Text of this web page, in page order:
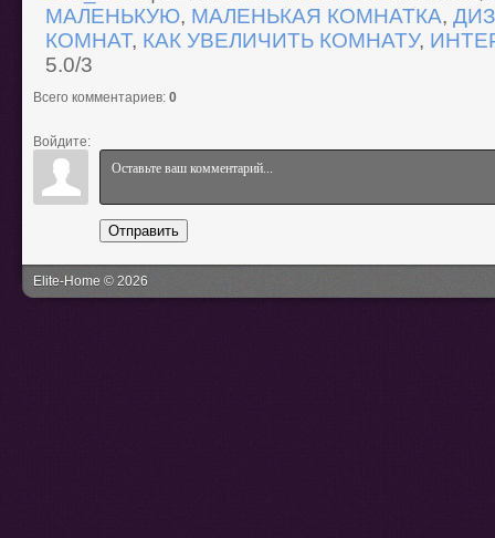
МАЛЕНЬКУЮ, МАЛЕНЬКАЯ КОМНАТКА,
КОМНАТ, КАК УВЕЛИЧИТЬ КОМНАТУ,
5.0/3
Всего комментариев: 0
Войдите:
Отправить
Elite-Home © 2026